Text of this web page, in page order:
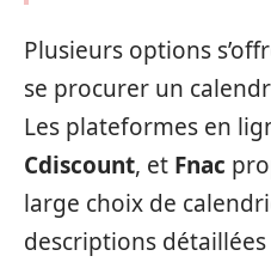
Plusieurs options
se procurer un
Les plateformes en
Cdiscount, et Fnac
large choix de
descriptions